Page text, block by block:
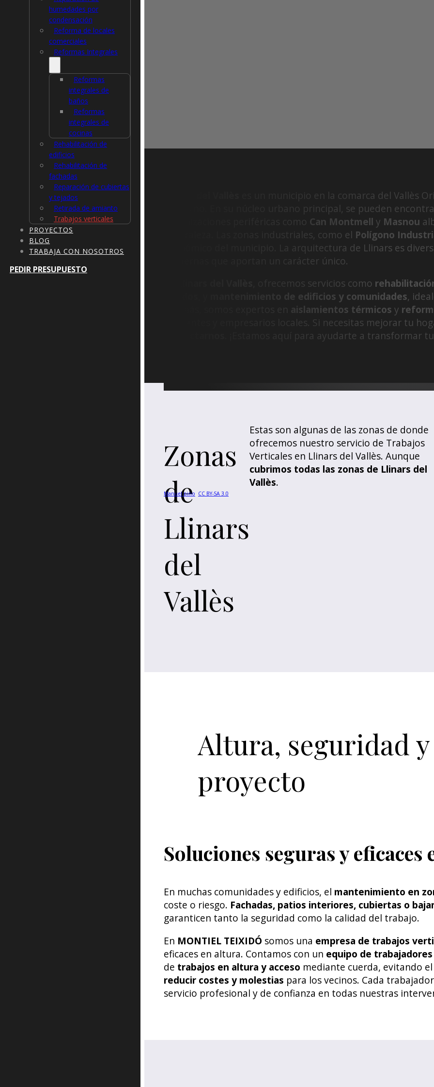
humedades por
condensación
Reforma de locales
comerciales
Reformas Integrales
Reformas
integrales de
baños
Reformas
integrales de
cocinas
Rehabilitación de
edificios
Rehabilitación de
fachadas
Reparación de cubiertas
y tejados
Retirada de amianto
Trabajos verticales
PROYECTOS
BLOG
TRABAJA CON NOSOTROS
PEDIR PRESUPUESTO
es un municipio en la comarca del Vallès
moderno. En su núcleo urbano principal, se pueden
urbanizaciones periféricas como Can Montmell y Masnou
naturaleza. Las zonas industriales, como el Polígono
económico del municipio. La arquitectura de Llinars es
modernas que aportan un carácter único.
, ofrecemos servicios como
mantenimiento de edificios y comunidades,
aislamientos térmicos y
residentes y empresarios locales. Si necesitas mejorar tu
. ¡Estamos aquí para ayudarte a transformar
Manuel pino CC BY-SA 3.0
Zonas
de
Llinars
del
Vallès
Estas son algunas de las zonas de donde
ofrecemos nuestro servicio de Trabajos
Verticales en Llinars del Vallès. Aunque
cubrimos todas las zonas de Llinars del
Vallès.
Altura, seguridad
proyecto
Soluciones seguras y
En muchas comunidades y edificios, el mantenimiento en
coste o riesgo. Fachadas, patios interiores, cubiertas o
garanticen tanto la seguridad como la calidad del trabajo.
En MONTIEL TEIXIDÓ somos una empresa de trabajos
eficaces en altura. Contamos con un equipo de
de trabajos en altura y acceso mediante cuerda, evitando
reducir costes y molestias para los vecinos. Cada
servicio profesional y de confianza en todas nuestras